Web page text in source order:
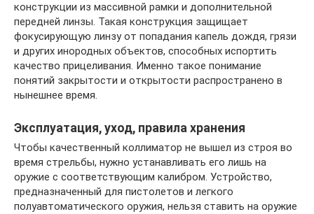
конструкции из массивной рамки и дополнительной
передней линзы. Такая конструкция защищает
фокусирующую линзу от попадания капель дождя, грязи
и других инородных объектов, способных испортить
качество прицеливания. Именно такое понимание
понятий закрытости и открытости распространено в
нынешнее время.
Эксплуатация, уход, правила хранения
Чтобы качественный коллиматор не вышел из строя во
время стрельбы, нужно устанавливать его лишь на
оружие с соответствующим калибром. Устройство,
предназначенный для пистолетов и легкого
полуавтоматического оружия, нельзя ставить на оружие